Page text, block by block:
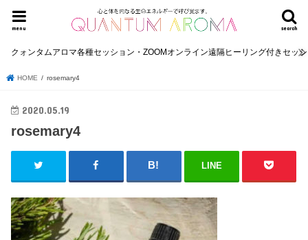
search
menu
クォンタムアロマ各種セッション・ZOOMオンライン遠隔ヒーリング付きセッ
HOME rosemary4
2020.05.19
rosemary4
LINE